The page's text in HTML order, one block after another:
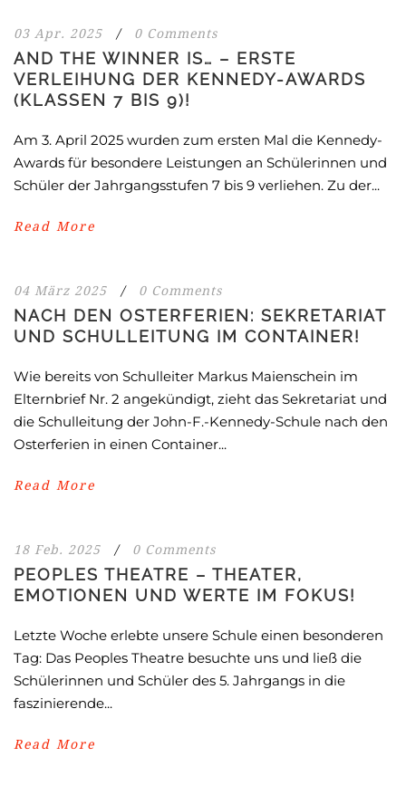
03 Apr. 2025 / 0 Comments
AND THE WINNER IS… – ERSTE
VERLEIHUNG DER KENNEDY-AWARDS
(KLASSEN 7 BIS 9)!
Am 3. April 2025 wurden zum ersten Mal die Kennedy-
Awards für besondere Leistungen an Schülerinnen und
Schüler der Jahrgangsstufen 7 bis 9 verliehen. Zu der...
Read More
04 März 2025 / 0 Comments
NACH DEN OSTERFERIEN: SEKRETARIAT
UND SCHULLEITUNG IM CONTAINER!
Wie bereits von Schulleiter Markus Maienschein im
Elternbrief Nr. 2 angekündigt, zieht das Sekretariat und
die Schulleitung der John-F.-Kennedy-Schule nach den
Osterferien in einen Container...
Read More
18 Feb. 2025 / 0 Comments
PEOPLES THEATRE – THEATER,
EMOTIONEN UND WERTE IM FOKUS!
Letzte Woche erlebte unsere Schule einen besonderen
Tag: Das Peoples Theatre besuchte uns und ließ die
Schülerinnen und Schüler des 5. Jahrgangs in die
faszinierende...
Read More